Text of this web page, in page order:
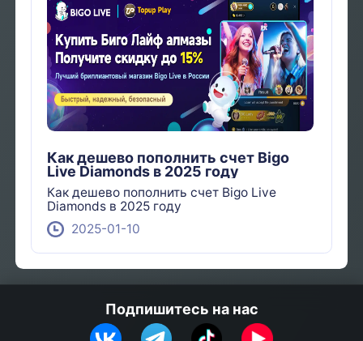
Как дешево пополнить счет Bigo
Live Diamonds в 2025 году
Как дешево пополнить счет Bigo Live
Diamonds в 2025 году
2025-01-10
Подпишитесь на нас